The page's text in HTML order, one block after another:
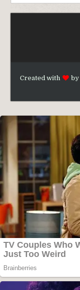
Created with by